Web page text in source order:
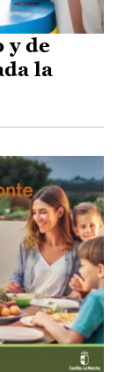
y de
la